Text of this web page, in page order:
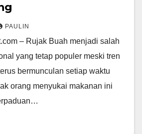
PAULIN
– Rujak Buah menjadi salah
yang tetap populer meski tren
bermunculan setiap waktu
orang menyukai makanan ini